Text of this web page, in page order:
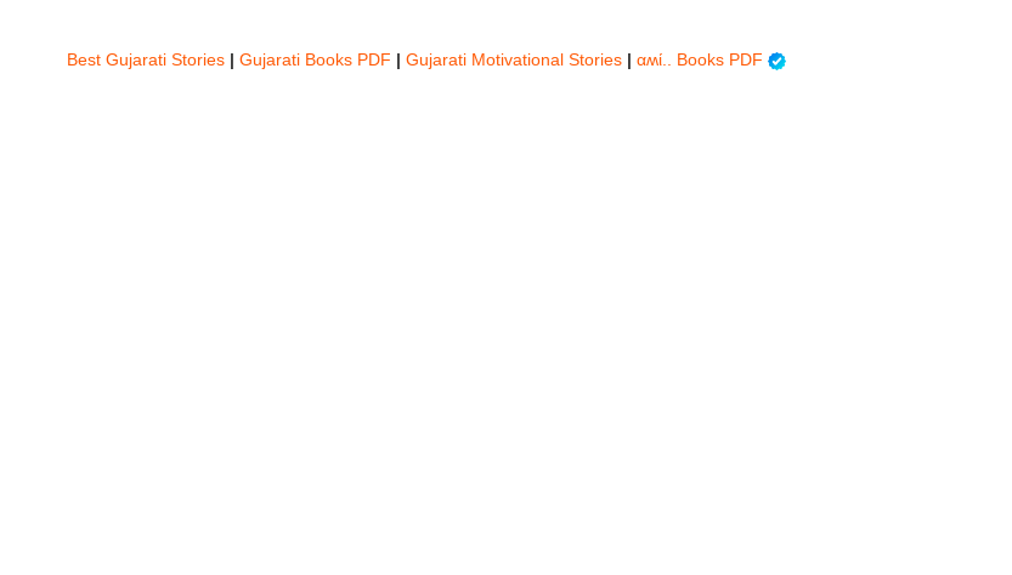
Best Gujarati Stories | Gujarati Books PDF | Gujarati Motivational Stories | ︎︎αʍί.. Books PDF